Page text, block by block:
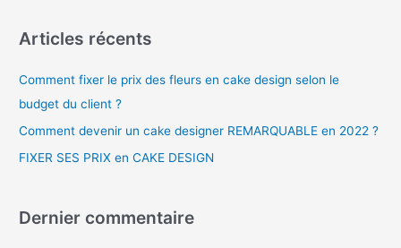
Articles récents
Comment fixer le prix des fleurs en cake design selon le
budget du client ?
Comment devenir un cake designer REMARQUABLE en 2022 ?
FIXER SES PRIX en CAKE DESIGN
Dernier commentaire